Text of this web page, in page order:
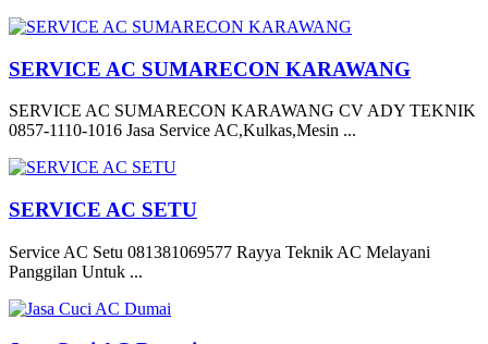
SERVICE AC SUMARECON KARAWANG
SERVICE AC SUMARECON KARAWANG CV ADY TEKNIK
0857-1110-1016 Jasa Service AC,Kulkas,Mesin ...
SERVICE AC SETU
Service AC Setu 081381069577 Rayya Teknik AC Melayani
Panggilan Untuk ...